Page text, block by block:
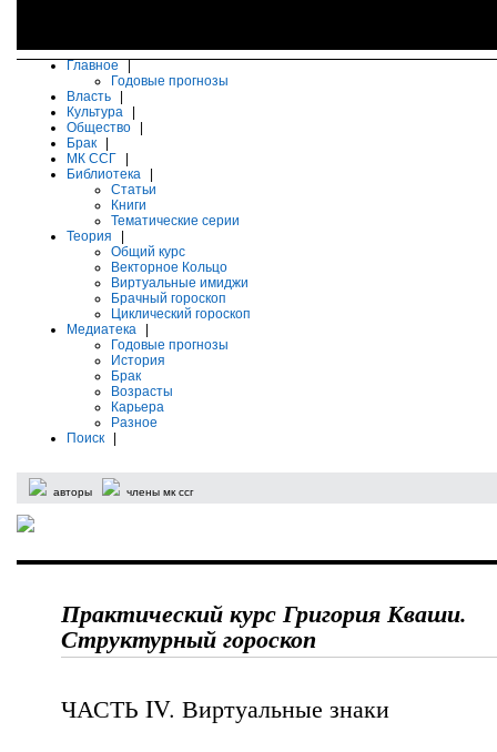
Главное
Годовые прогнозы
Власть
Культура
Общество
Брак
МК ССГ
Библиотека
Статьи
Книги
Тематические серии
Теория
Общий курс
Векторное Кольцо
Виртуальные имиджи
Брачный гороскоп
Циклический гороскоп
Медиатека
Годовые прогнозы
История
Брак
Возрасты
Карьера
Разное
Поиск
авторы члены мк ссг
Практический курс Григория Кваши.
Структурный гороскоп
ЧАСТЬ IV. Виртуальные знаки